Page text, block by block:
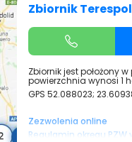
Zbiornik
Zbiornik jest położony
powierzchnia wynosi 1
GPS 52.088023;
Zezwolenia online
Regulamin okręgu PZW